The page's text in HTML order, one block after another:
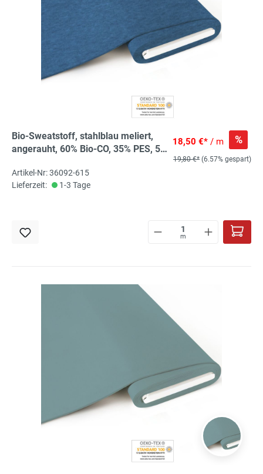
Bio-Sweatstoff, stahlblau meliert,
angerauht, 60% Bio-CO, 35% PES, 5%
Anbau
18,50 €* / m %
19,80 €* (6.57% gespart)
Artikel-Nr: 36092-615
Lieferzeit:
1-3 Tage
m